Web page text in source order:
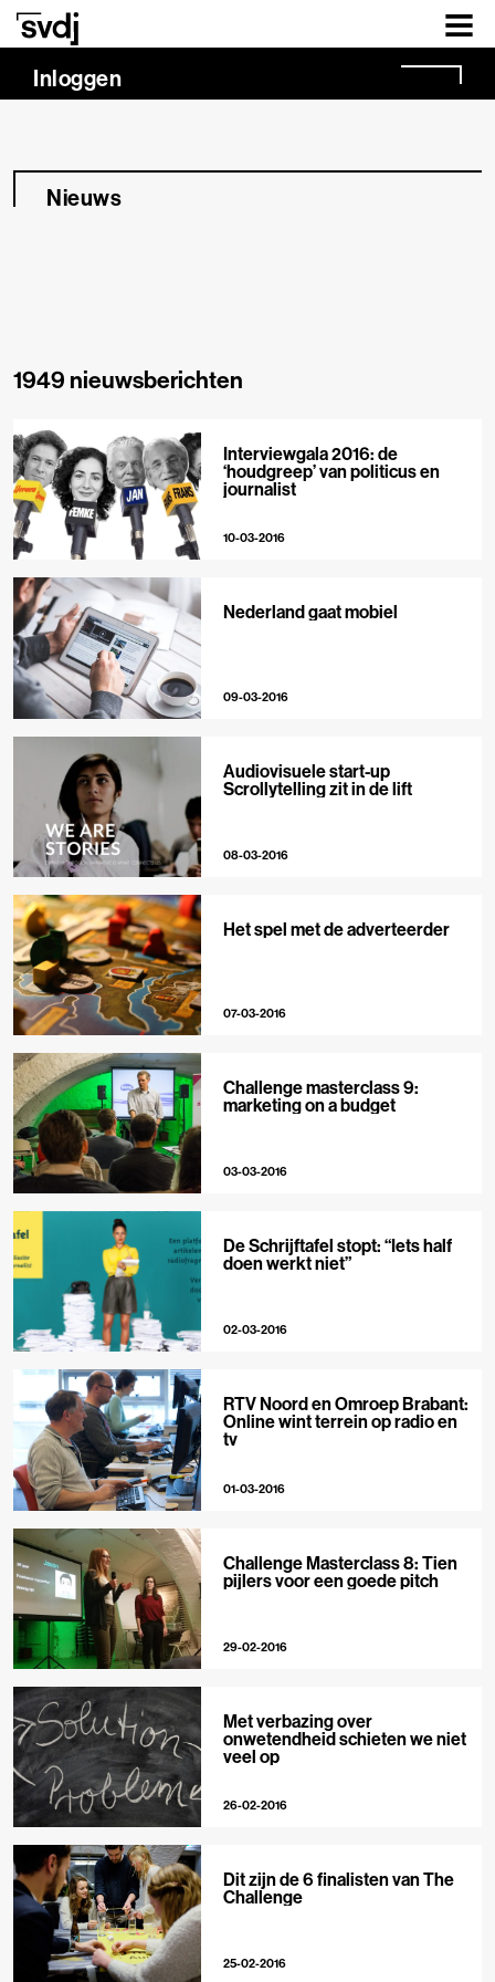
Naar hoofdinhoud
Inloggen
Nieuws
1949 nieuwsberichten
Interviewgala 2016: de
‘houdgreep’ van politicus en
journalist
10-03-2016
Nederland gaat mobiel
09-03-2016
Audiovisuele start-up
Scrollytelling zit in de lift
08-03-2016
Het spel met de adverteerder
07-03-2016
Challenge masterclass 9:
marketing on a budget
03-03-2016
De Schrijftafel stopt: “Iets half
doen werkt niet”
02-03-2016
RTV Noord en Omroep Brabant:
Online wint terrein op radio en
tv
01-03-2016
Challenge Masterclass 8: Tien
pijlers voor een goede pitch
29-02-2016
Met verbazing over
onwetendheid schieten we niet
veel op
26-02-2016
Dit zijn de 6 finalisten van The
Challenge
25-02-2016